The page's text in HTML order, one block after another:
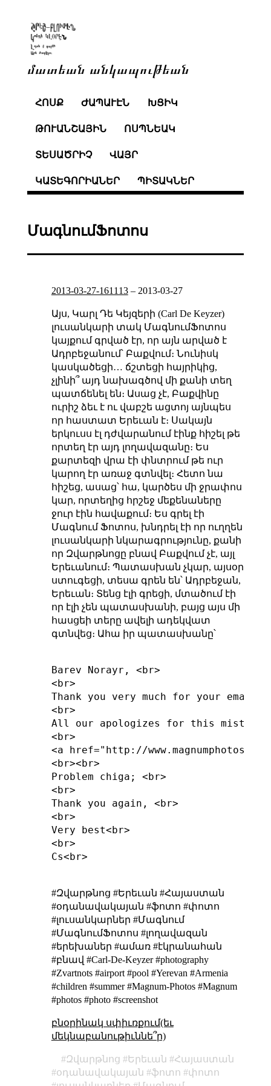
մատեան անկապութեան
ՀՈՍՔ ԺԱՊԱՒԷՆ ԽՑԻԿ
ԹՈՒԱՆՇԱՅԻՆ ՈՍՊՆԵԱԿ
ՏԵՍԱԾՐԻՉ ՎԱՅՐ
ԿԱՏԵԳՈՐԻԱՆԵՐ ՊԻՏԱԿՆԵՐ
ՄագնումՖոտոս
2013-03-27-161113– 2013-03-27
Այս, Կարլ Դե Կեյզերի (Carl De Keyzer)
լուսանկարի տակ ՄագնումՖոտոս
կայքում գրված էր, որ այն արված է
Ադրբեջանում՝ Բաքվում։ Նունիսկ
կասկածեցի… ճշտեցի հայրիկից,
չլինի՞ այդ նախագծով մի քանի տեղ
պատճենել են։ Ասաց չէ, Բաքվինը
ուրիշ ձեւ է ու վաբշե ացտոյ այնպես
որ հաստատ Երեւան է։ Սակայն
երկուսս էլ դժվարանում էինք հիշել թե
որտեղ էր այդ լողավազանը։ Ես
քարտեզի վրա էի փնտրում թե ուր
կարող էր առաջ գտնվել։ Հետո նա
հիշեց, ասաց՝ հա, կարծես մի ջրափոս
կար, որտեղից հրշեջ մեքենաները
ջուր էին հավաքում։ Ես գրել էի
Մագնում Ֆոտոս, խնդրել էի որ ուղղեն
լուսանկարի նկարագրությունը, քանի
որ Զվարթնոցը բնավ Բաքվում չէ, այլ
Երեւանում։ Պատասխան չկար, այսօր
ստուգեցի, տեսա գրեն են՝ Ադրբեջան,
Երեւան։ Տենց էլի գրեցի, մտածում էի
որ էլի չեն պատասխանի, բայց այս մի
հասցեի տերը ավելի ադեկվատ
գտնվեց։ Ահա իր պատասխանը՝
Barev Norayr, <br>
<br>
Thank you very much for your email
<br>
All our apologizes for this
<br>
<a href="http://
<br><br>
Problem chiga; <br>
<br>
Thank you again, <br>
<br>
Very best<br>
<br>
Cs<br>
#Զվարթնոց #Երեւան #Հայաստան
#օդանավակայան #ֆոտո #փոտո
#լուսանկարներ #Մագնում
#ՄագնումՖոտոս #լողավազան
#երեխաներ #ամառ #էկրանահան
#բնավ #Carl-De-Keyzer #photography
#Zvartnots #airport #pool #Yerevan #Armenia
#children #summer #Magnum-Photos #Magnum
#photos #photo #screenshot
բնօրինակ սփիւռքում(եւ
մեկնաբանութիւննե՞ր)
Զվարթնոց Երեւան
Հայաստան
օդանավակայան
ֆոտո
փոտո